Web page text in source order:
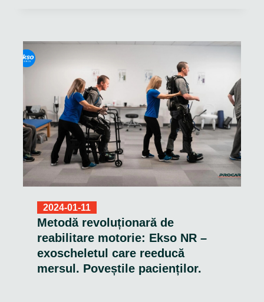
2024-01-11
Metodă revoluționară de
reabilitare motorie: Ekso NR –
exoscheletul care reeducă
mersul. Poveștile pacienților.